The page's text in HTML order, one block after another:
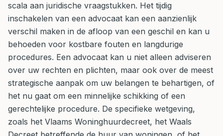
scala aan juridische vraagstukken. Het tijdig
inschakelen van een advocaat kan een aanzienlijk
verschil maken in de afloop van een geschil en kan u
behoeden voor kostbare fouten en langdurige
procedures. Een advocaat kan u niet alleen adviseren
over uw rechten en plichten, maar ook over de meest
strategische aanpak om uw belangen te behartigen, of
het nu gaat om een minnelijke schikking of een
gerechtelijke procedure. De specifieke wetgeving,
zoals het Vlaams Woninghuurdecreet, het Waals